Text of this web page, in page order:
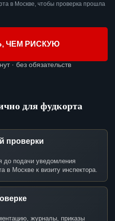
в Москве, чтобы проверка прошла
ЧЕМ РИСКУЮ
· без обязательств
для фудкорта
проверки
до подачи уведомления
в Москве к визиту инспектора.
журналы, приказы